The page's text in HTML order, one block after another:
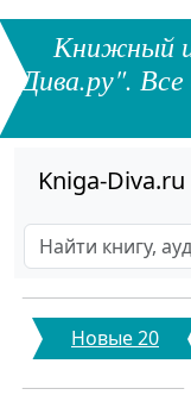
Книжный
Дива.ру".
Kniga-Diva.ru
Новые 20